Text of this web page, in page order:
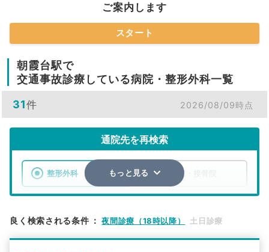
ご案内します
スタート
朝霞台駅で
交通事故診療している病院・整形外科一覧
31件 2026/08/09時点
通院先を再検索
整形外科 整骨院・接骨院
検索する
もっと見る
良く検索される条件 ： 夜間診療（18時以降） 土日診療